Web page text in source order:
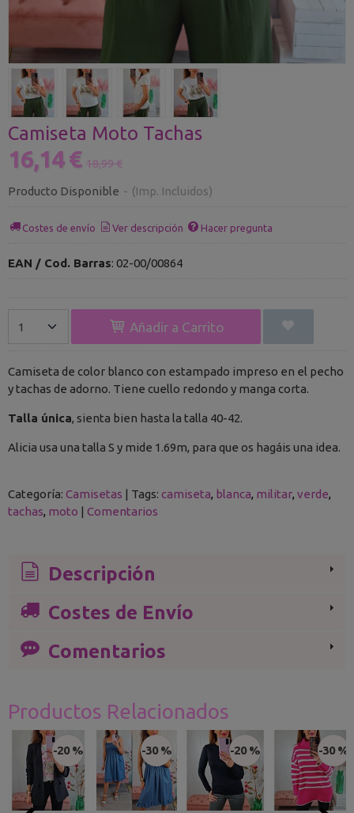
Camiseta Moto Tachas
16,14 € 18,99 €
Producto Disponible - (Imp. Incluidos)
Costes de envío Ver descripción Hacer pregunta
EAN / Cod. Barras: 02-00/00864
Añadir a Carrito
Camiseta de color blanco con estampado impreso en el pecho
y tachas de adorno. Tiene cuello redondo y manga corta.
Talla única, sienta bien hasta la talla 40-42.
Alicia usa una talla S y mide 1.69m, para que os hagáis una idea.
Categoría: Camisetas | Tags: camiseta blanca militar verde
tachas moto | Comentarios
Descripción
Costes de Envío
Comentarios
Productos Relacionados
-20 % -30 % -20 % -30 %